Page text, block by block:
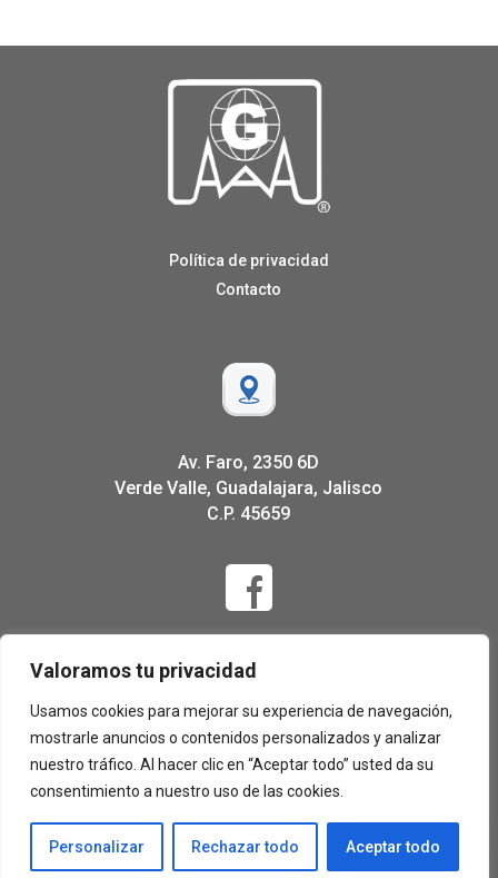
Valoramos tu privacidad
Usamos cookies para mejorar su experiencia de navegación,
mostrarle anuncios o contenidos personalizados y analizar
nuestro tráfico. Al hacer clic en “Aceptar todo” usted da su
consentimiento a nuestro uso de las cookies.
Personalizar Rechazar todo Aceptar todo
Política de privacidad
Contacto
Av. Faro, 2350 6D
Verde Valle, Guadalajara, Jalisco
C.P. 45659